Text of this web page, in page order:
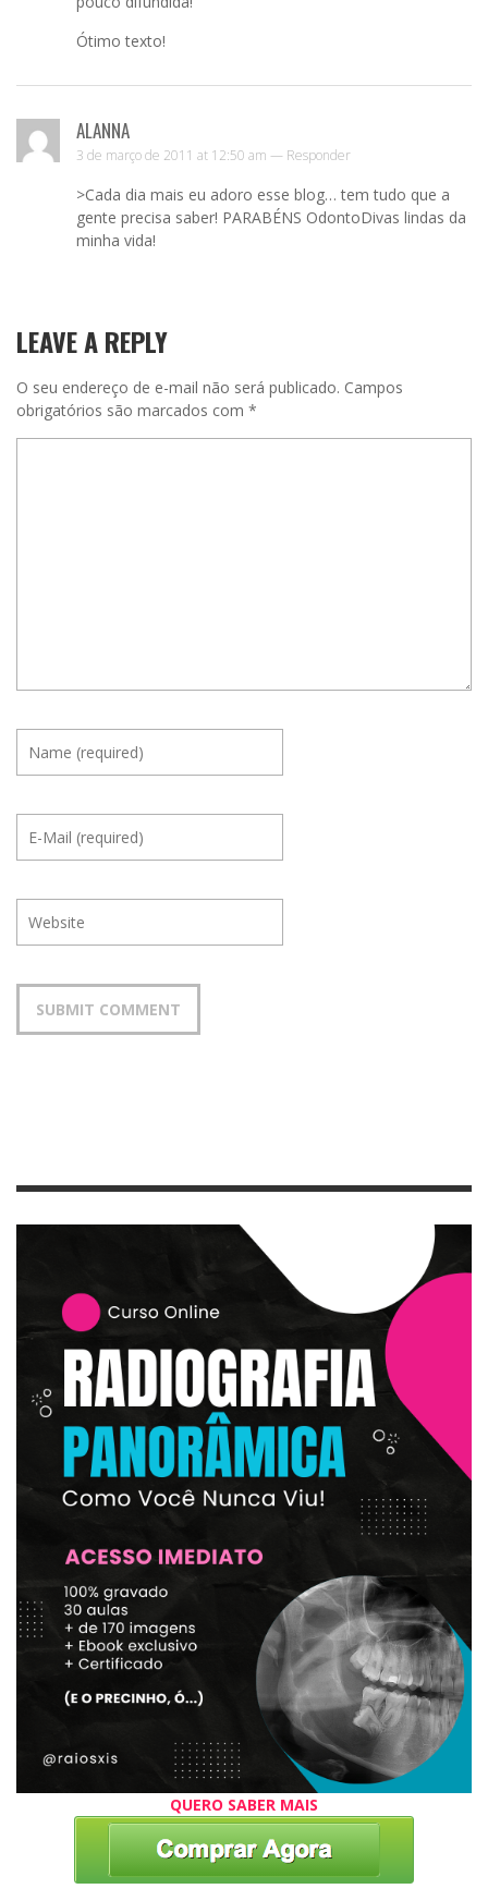
Ótimo texto!
ALANNA
3 de março de 2011 at 12:50 am — Responder
>Cada dia mais eu adoro esse blog… tem tudo que a
gente precisa saber! PARABÉNS OdontoDivas lindas da
minha vida!
LEAVE A REPLY
O seu endereço de e-mail não será publicado. Campos
obrigatórios são marcados com *
QUERO SABER MAIS